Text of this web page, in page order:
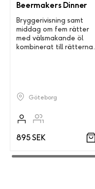
Beermakers Dinner
Bryggerivisning samt
middag om fem rätter
med välsmakande öl
kombinerat till rätterna.
Göteborg
895 SEK